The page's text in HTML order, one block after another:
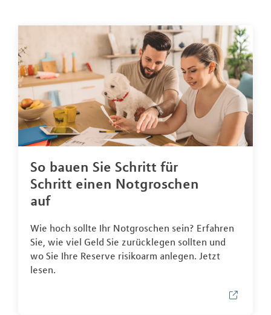
So bauen Sie Schritt für
Schritt einen Notgroschen
auf
Wie hoch sollte Ihr Notgroschen sein? Erfahren
Sie, wie viel Geld Sie zurücklegen sollten und
wo Sie Ihre Reserve risikoarm anlegen. Jetzt
lesen.